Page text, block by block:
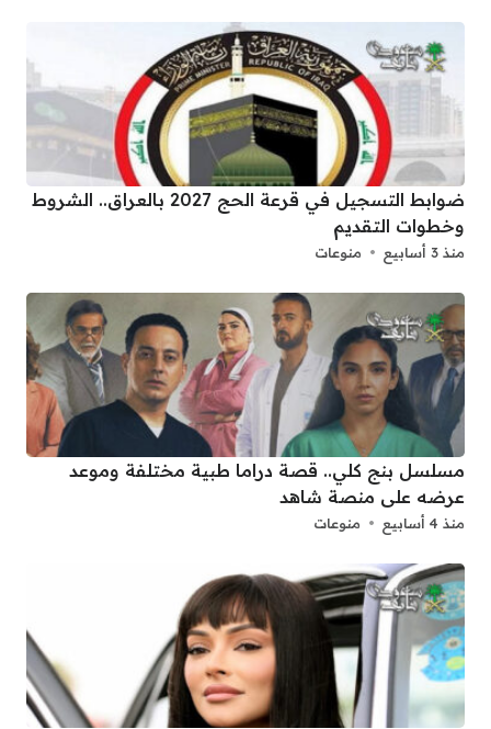
ضوابط التسجيل في قرعة الحج 2027 بالعراق.. الشروط
وخطوات التقديم
منذ 3 أسابيع منوعات
مسلسل بنج كلي.. قصة دراما طبية مختلفة وموعد
عرضه على منصة شاهد
منذ 4 أسابيع منوعات